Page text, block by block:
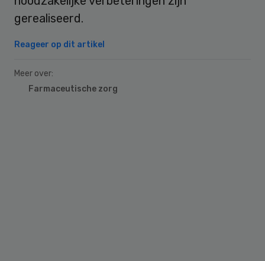
gerealiseerd.
Reageer op dit artikel
Meer over:
Farmaceutische zorg